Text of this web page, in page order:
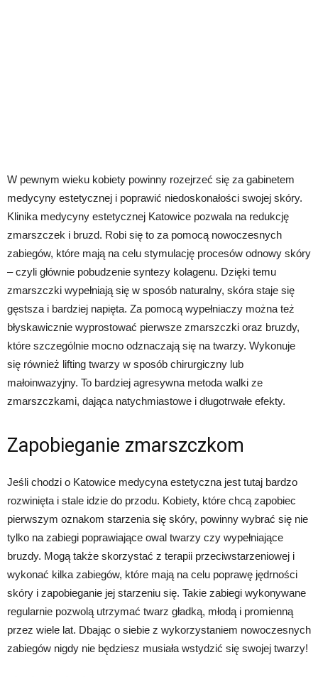
W pewnym wieku kobiety powinny rozejrzeć się za gabinetem
medycyny estetycznej i poprawić niedoskonałości swojej skóry.
Klinika medycyny estetycznej Katowice pozwala na redukcję
zmarszczek i bruzd. Robi się to za pomocą nowoczesnych
zabiegów, które mają na celu stymulację procesów odnowy skóry
– czyli głównie pobudzenie syntezy kolagenu. Dzięki temu
zmarszczki wypełniają się w sposób naturalny, skóra staje się
gęstsza i bardziej napięta. Za pomocą wypełniaczy można też
błyskawicznie wyprostować pierwsze zmarszczki oraz bruzdy,
które szczególnie mocno odznaczają się na twarzy. Wykonuje
się również lifting twarzy w sposób chirurgiczny lub
małoinwazyjny. To bardziej agresywna metoda walki ze
zmarszczkami, dająca natychmiastowe i długotrwałe efekty.
Zapobieganie zmarszczkom
Jeśli chodzi o Katowice medycyna estetyczna jest tutaj bardzo
rozwinięta i stale idzie do przodu. Kobiety, które chcą zapobiec
pierwszym oznakom starzenia się skóry, powinny wybrać się nie
tylko na zabiegi poprawiające owal twarzy czy wypełniające
bruzdy. Mogą także skorzystać z terapii przeciwstarzeniowej i
wykonać kilka zabiegów, które mają na celu poprawę jędrności
skóry i zapobieganie jej starzeniu się. Takie zabiegi wykonywane
regularnie pozwolą utrzymać twarz gładką, młodą i promienną
przez wiele lat. Dbając o siebie z wykorzystaniem nowoczesnych
zabiegów nigdy nie będziesz musiała wstydzić się swojej twarzy!